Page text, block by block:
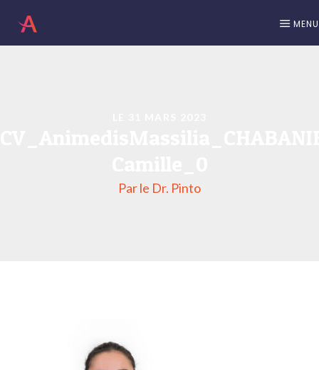
MENU
Par le Dr. Pinto